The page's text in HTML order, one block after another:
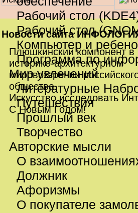
Рабочий стол
Рабочий стол
Компьютер и
Программа по
Мир увлечений
Литературные
Путешествия
Прошлый век
Творчество
Авторские мысли
О
Должник
Афоризмы
О покупателе
Новости сайта
Плюшкинский компонент в
историко-архитектурном
мировоззрении
общества.
Искусство исследовать
С Новым Годом!